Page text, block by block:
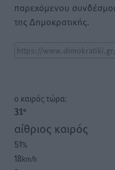
παρεχόμενου
της Δημοκρατικής.
o καιρός τώρα:
31°
αίθριος καιρός
51%
18km/h